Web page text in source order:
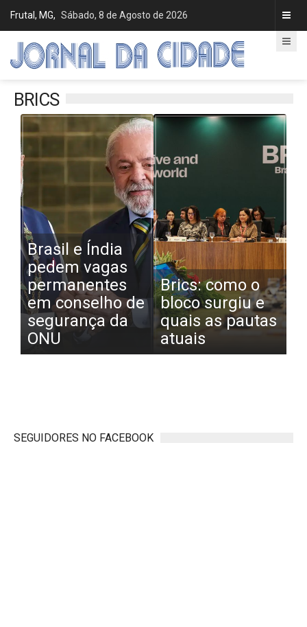
Frutal, MG, Sábado, 8 de Agosto de 2026
BRICS
Brasil e Índia
pedem vagas
permanentes
em conselho de
segurança da
ONU
Brics: como o
bloco surgiu e
quais as pautas
atuais
SEGUIDORES NO FACEBOOK